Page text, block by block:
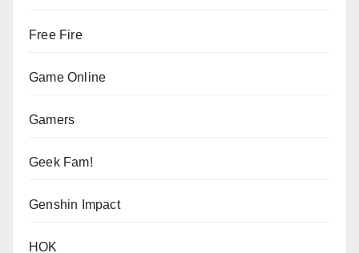
Free Fire
Game Online
Gamers
Geek Fam!
Genshin Impact
HOK